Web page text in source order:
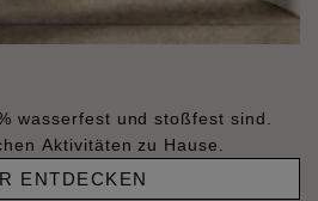
wasserfest und stoßfest sind.
Aktivitäten zu Hause.
ENTDECKEN